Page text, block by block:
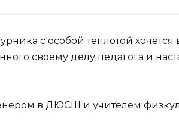
с особой теплотой
своему делу педагога и
в ДЮСШ и учителем